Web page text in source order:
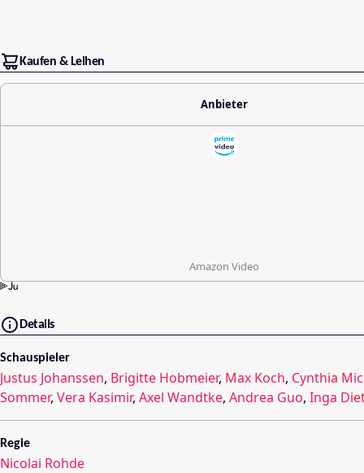
Kaufen & Leihen
Anbieter
Amazon Video
Details
Schauspieler
Justus Johanssen, Brigitte Hobmeier, Max Koch, Cynthia
Sommer, Vera Kasimir, Axel Wandtke, Andrea Guo, Inga
Regie
Nicolai Rohde